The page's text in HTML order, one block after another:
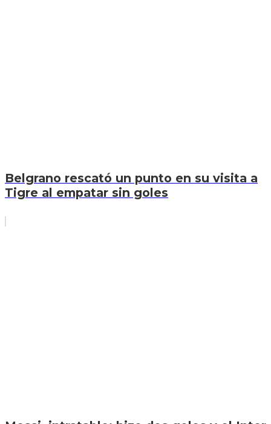
Belgrano rescató un punto en su visita a
Tigre al empatar sin goles